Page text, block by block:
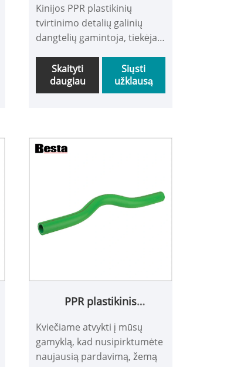
Kinijos PPR plastikinių
tvirtinimo detalių galinių
dangtelių gamintoja, tiekėja
prekės ženklo PPR armatūra
naudoja importuotą žaliavą
RA140E arba R200P ir gerai
Amerikoje, Azijoje ir kt.
Skaityti
daugiau
Siųsti
užklausą
PPR plastikinis
vamzdžio lenkimas
Kviečiame atvykti į mūsų
gamyklą, kad nusipirktumėte
naujausią pardavimą, žemą